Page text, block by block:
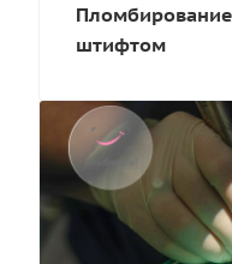
штифтом